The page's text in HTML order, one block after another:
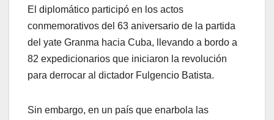
El diplomático participó en los actos
conmemorativos del 63 aniversario de la partida
del yate Granma hacia Cuba, llevando a bordo a
82 expedicionarios que iniciaron la revolución
para derrocar al dictador Fulgencio Batista.
Sin embargo, en un país que enarbola las